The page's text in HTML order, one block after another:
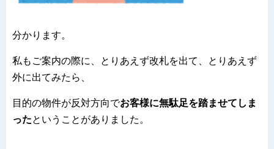
分かります。
私もご案内の際に、とりあえず改札を出て、とりあえず
外に出てみたら、
目的の物件が反対方向でお客様に無駄足を踏ませてしま
ったということがありました。